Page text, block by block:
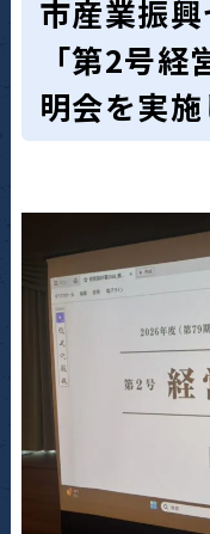
市産業振
「第2号
明会を実施